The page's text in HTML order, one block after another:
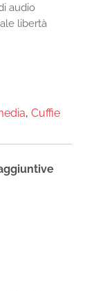
audio
libertà
, Cuffie